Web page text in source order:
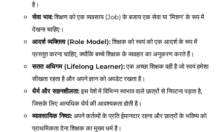
है।
सेवा भाव:शिक्षण को एक व्यवसाय (Job) के बजाय एक सेवा या ‘मिशन’ के रूप में
देखना चाहिए।
आदर्श व्यक्तित्व (Role Model):शिक्षक को स्वयं को एक आदर्श के रूप में
प्रस्तुत करना चाहिए, क्योंकि बच्चे शिक्षक के व्यवहार का अनुकरण करते हैं।
सतत अधिगम (Lifelong Learner):एक अच्छा शिक्षक वही है जो स्वयं हमेशा
सीखता रहता है और अपने ज्ञान को अपडेट रखता है।
धैर्य और सहनशीलता:इस पेशे में विभिन्न स्वभाव वाले छात्रों से निपटना पड़ता है,
जिसके लिए अत्यधिक धैर्य की आवश्यकता होती है।
व्यावसायिक निष्ठा:अपने कर्तव्यों के प्रति ईमानदार रहना और छात्रों के भविष्य को
प्राथमिकता देना शिक्षक का मुख्य धर्म है।